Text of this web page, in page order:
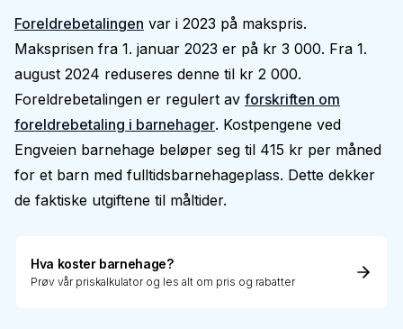
Foreldrebetalingen var i 2023 på makspris.
Maksprisen fra 1. januar 2023 er på kr 3 000. Fra 1.
august 2024 reduseres denne til kr 2 000.
Foreldrebetalingen er regulert av forskriften om
foreldrebetaling i barnehager. Kostpengene ved
Engveien barnehage beløper seg til 415 kr per måned
for et barn med fulltidsbarnehageplass. Dette dekker
de faktiske utgiftene til måltider.
Hva koster barnehage?
Prøv vår priskalkulator og les alt om pris og rabatter